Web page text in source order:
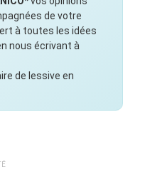
de votre
à toutes les idées
nous écrivant à
de lessive en